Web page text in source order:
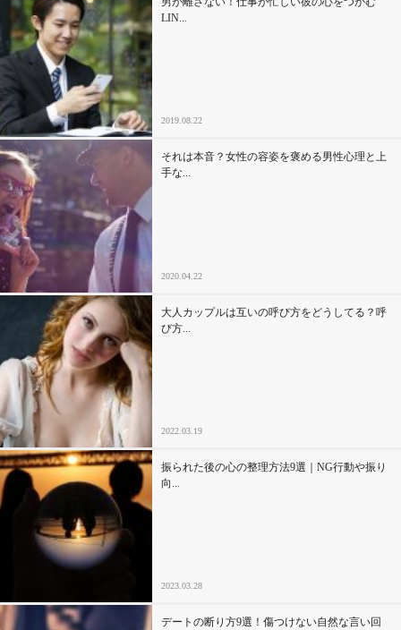
心の処方箋
カルチャー・トレンド・芸能
驚き
LIN...
2019.08.22
それは本音？女性の容姿を褒める男性心理と上
手な...
2020.04.22
大人カップルは互いの呼び方をどうしてる？呼
び方...
2022.03.19
振られた後の心の整理方法9選｜NG行動や振り
向...
2023.03.28
デートの断り方9選！傷つけない自然な言い回